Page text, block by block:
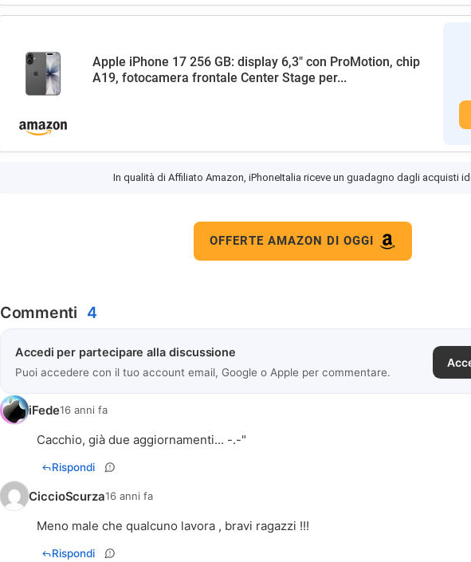
Apple iPhone 17 256 GB: display 6,3" con ProMotion, chip
A19, fotocamera frontale Center Stage per...
In qualità di Affiliato Amazon, iPhoneItalia riceve un guadagno dagli acquisti
OFFERTE AMAZON DI OGGI
Commenti 4
Accedi per partecipare alla discussione
Puoi accedere con il tuo account email, Google o Apple per commentare.
iFede16 anni fa
Cacchio, già due aggiornamenti... -.-"
Rispondi
CiccioScurza16 anni fa
Meno male che qualcuno lavora , bravi ragazzi !!!
Rispondi